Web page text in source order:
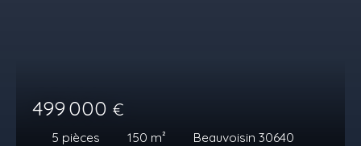
499 000 €
5 pièces 150 m² Beauvoisin 30640